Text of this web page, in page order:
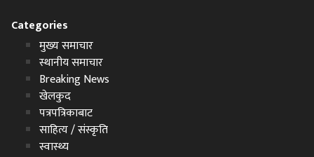
Categories
मुख्य समाचार
स्थानीय समाचार
Breaking News
खेलकुद
पत्रपत्रिकाबाट
साहित्य / संस्कृति
स्वास्थ्य